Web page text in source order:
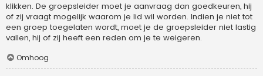
klikken. De groepsleider moet je aanvraag dan goedkeuren, hij
of zij vraagt mogelijk waarom je lid wil worden. Indien je niet tot
een groep toegelaten wordt, moet je de groepsleider niet lastig
vallen, hij of zij heeft een reden om je te weigeren.
Omhoog